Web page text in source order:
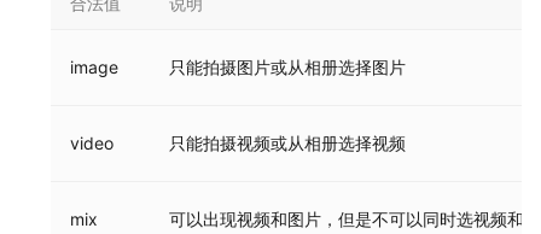
image 只能拍摄图片或从相册选择图片
video 只能拍摄视频或从相册选择视频
mix 可以出现视频和图片，但是不可以同时选视频和